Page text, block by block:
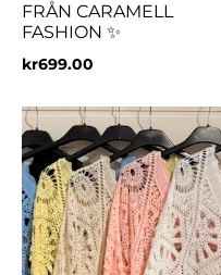
FRÅN CARAMELL
FASHION ✨
kr699.00